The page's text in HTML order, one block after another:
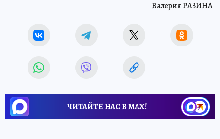
Валерия РАЗИНА
ЧИТАЙТЕ НАС В МАХ!